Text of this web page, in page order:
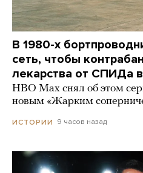
В 1980-х
сеть, чтобы
лекарства от СПИДа
HBO Max снял об этом
новым «Жарким
ИСТОРИИ 9 часов назад